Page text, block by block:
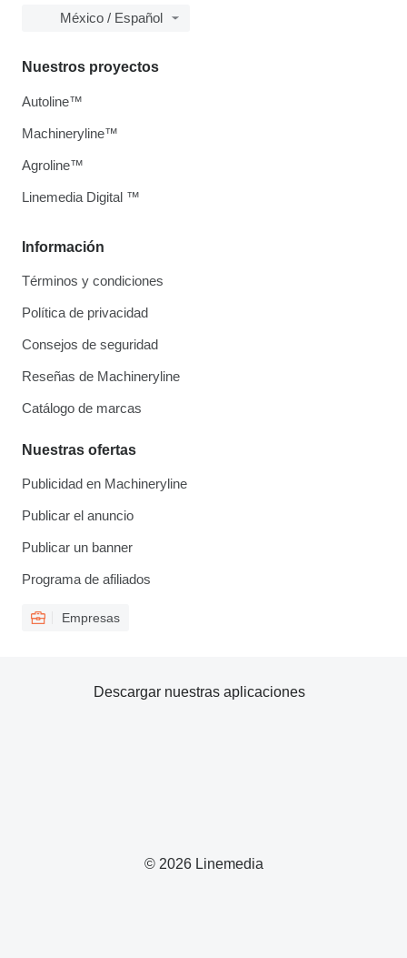
México / Español
Información
Términos y condiciones
Política de privacidad
Consejos de seguridad
Reseñas de Machineryline
Catálogo de marcas
Nuestras ofertas
Publicidad en Machineryline
Publicar el anuncio
Publicar un banner
Programa de afiliados
Empresas
Nuestros proyectos
Autoline™
Machineryline™
Agroline™
Linemedia Digital ™
© 2026 Linemedia
Descargar nuestras aplicaciones